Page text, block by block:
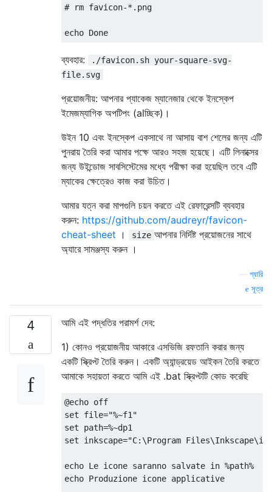
# rm favicon-*.png
echo Done
ব্যবহার:
./favicon.sh your-square-svg-
file.svg
প্রয়োজনীয়: আপনার প্যাকেজ ম্যানেজার থেকে ইনস্কেপ
ইমেজম্যাগিক অপটিপং (alচ্ছিক)।
উইন 10 এবং ইনস্কেপ একসাথে না আসায় বাশ শেলের জন্য এটি
পুনরায় তৈরি করা আমার পক্ষে আরও সহজ হয়েছে। এটি লিনাক্সের
জন্য উইন্ডোজ সাবসিস্টেমের মধ্যে পরীক্ষা করা হয়েছিল তবে এটি
ম্যাকের ক্ষেত্রেও কাজ করা উচিত।
আমার যত্ন করা মাপগুলি চয়ন করতে এই রেফারেন্সটি ব্যবহার
করুন: https://github.com/audreyr/favicon-
cheat-sheet । size আপনার নির্দিষ্ট প্রয়োজনের সাথে
অ্যারে সামঞ্জস্য করুন ।
গ্যারি
সূত্র
4
আমি এই পদ্ধতির পরামর্শ দেব:
1) কোনও প্রয়োজনীয় আকারে এসভিজি রফতানি করার জন্য
একটি স্ক্রিপ্ট তৈরি করুন। একটি অ্যান্ড্রয়েড আইকন তৈরি করতে
আমাকে সহায়তা করতে আমি এই .bat স্ক্রিপ্টটি কোড করেছি
@echo off
set file="%~f1"
set path=%~dp1
set inkscape="C:\Program
echo Le icone saranno salvate in %path%
echo Produzione icone applicative